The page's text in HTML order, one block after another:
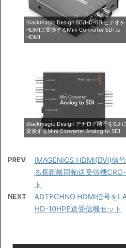
Blackmagic Design SD/HD-SDIビデオを
HDMIに変換するMini Converter SDI to
HDMI
Blackmagic Design アナログ端子をSDIに
変換するMini Converter Analog to SDI
PREV
IMAGENICS HDMI(DVI)信
る長距離同軸送受信機
ト
NEXT
ADTECHNO HDMI信号を
HD-10HPE送受信機セット